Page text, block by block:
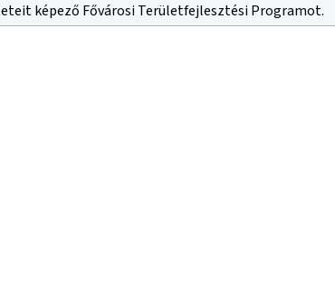
képező Fővárosi Területfejlesztési Programot.